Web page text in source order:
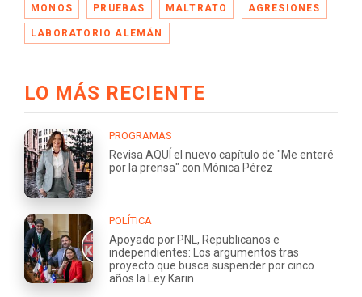
MONOS PRUEBAS MALTRATO AGRESIONES
LABORATORIO ALEMÁN
LO MÁS RECIENTE
PROGRAMAS
Revisa AQUÍ el nuevo capítulo de "Me enteré
por la prensa" con Mónica Pérez
POLÍTICA
Apoyado por PNL, Republicanos e
independientes: Los argumentos tras
proyecto que busca suspender por cinco
años la Ley Karin